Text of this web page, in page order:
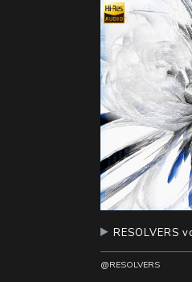
RESOLVERS
@RESOLVERS